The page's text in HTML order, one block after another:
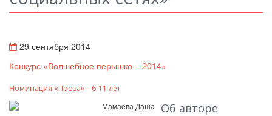
29 сентября 2014
Конкурс «Волшебное перышко – 2014»
Номинация «Проза» – 6-11 лет
Об авторе